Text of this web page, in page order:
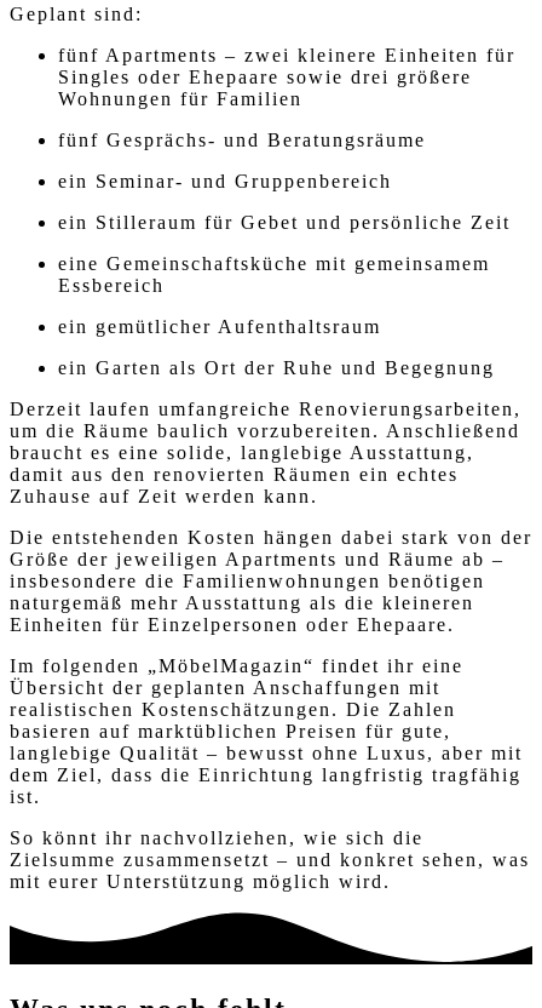
Geplant sind:
fünf Apartments – zwei kleinere Einheiten für
Singles oder Ehepaare sowie drei größere
Wohnungen für Familien
fünf Gesprächs- und Beratungsräume
ein Seminar- und Gruppenbereich
ein Stilleraum für Gebet und persönliche Zeit
eine Gemeinschaftsküche mit gemeinsamem
Essbereich
ein gemütlicher Aufenthaltsraum
ein Garten als Ort der Ruhe und Begegnung
Derzeit laufen umfangreiche Renovierungsarbeiten,
um die Räume baulich vorzubereiten. Anschließend
braucht es eine solide, langlebige Ausstattung,
damit aus den renovierten Räumen ein echtes
Zuhause auf Zeit werden kann.
Die entstehenden Kosten hängen dabei stark von der
Größe der jeweiligen Apartments und Räume ab –
insbesondere die Familienwohnungen benötigen
naturgemäß mehr Ausstattung als die kleineren
Einheiten für Einzelpersonen oder Ehepaare.
Im folgenden „MöbelMagazin“ findet ihr eine
Übersicht der geplanten Anschaffungen mit
realistischen Kostenschätzungen. Die Zahlen
basieren auf marktüblichen Preisen für gute,
langlebige Qualität – bewusst ohne Luxus, aber mit
dem Ziel, dass die Einrichtung langfristig tragfähig
ist.
So könnt ihr nachvollziehen, wie sich die
Zielsumme zusammensetzt – und konkret sehen, was
mit eurer Unterstützung möglich wird.